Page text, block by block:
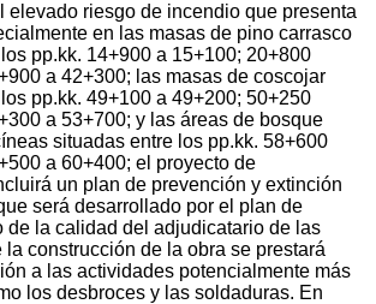
riesgo de incendio que presenta
en las masas de pino carrasco
pp.kk. 14+900 a 15+100; 20+800
a 42+300; las masas de coscojar
pp.kk. 49+100 a 49+200; 50+250
a 53+700; y las áreas de bosque
situadas entre los pp.kk. 58+600
a 60+400; el proyecto de
un plan de prevención y extinción
será desarrollado por el plan de
de la calidad del adjudicatario de las
la construcción de la obra se prestará
a las actividades potencialmente más
los desbroces y las soldaduras. En